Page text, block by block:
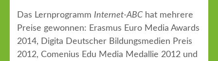
Das Lernprogramm Internet-ABChat mehrere
Preise gewonnen: Erasmus Euro Media Awards
2014, Digita Deutscher Bildungsmedien Preis
2012, Comenius Edu Media Medallie 2012 und